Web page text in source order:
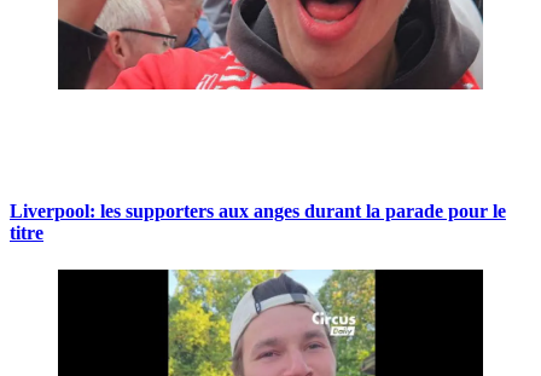
Liverpool: les supporters aux anges durant la parade pour le
titre